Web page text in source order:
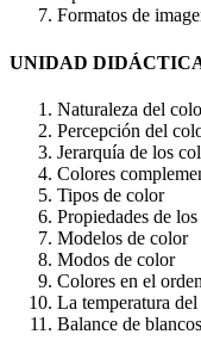
Formatos de
UNIDAD
Naturaleza del
Percepción del
Jerarquía de los
Colores
Tipos de color
Propiedades de
Modelos de color
Modos de color
Colores en el
La temperatura
Balance de blancos